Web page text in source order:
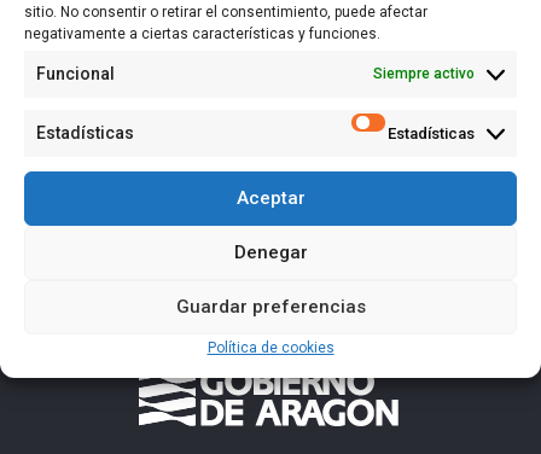
sitio. No consentir o retirar el consentimiento, puede afectar
negativamente a ciertas características y funciones.
Funcional Siempre activo
Estadísticas Estadísticas
Aceptar
Denegar
Guardar preferencias
Política de cookies